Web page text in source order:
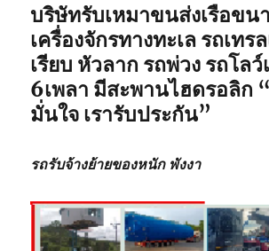
บริษัทรับเหมาขนส่งเรือข
เครื่องจักรทางทะเล รถเทร
เรียบ หัวลาก รถพ่วง รถโล
6เพลา มีสะพานไฮดรอลิก
มั่นใจ เรารับประกัน”
รถรับจ้างย้ายของหนัก พังงา